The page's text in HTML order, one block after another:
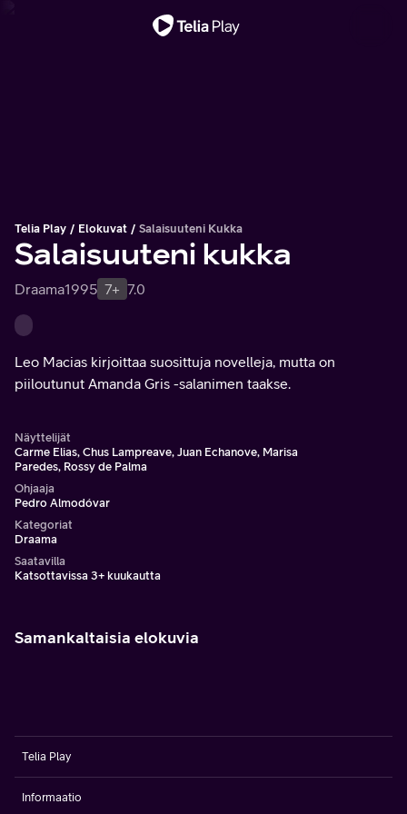
Telia Play Elokuvat Salaisuuteni Kukka
Salaisuuteni kukka
Draama1995 7+ 7.0
Leo Macias kirjoittaa suosittuja novelleja, mutta on
piiloutunut Amanda Gris -salanimen taakse.
Näyttelijät
Carme Elias, Chus Lampreave, Juan Echanove, Marisa
Paredes, Rossy de Palma
Ohjaaja
Pedro Almodóvar
Kategoriat
Draama
Saatavilla
Katsottavissa 3+ kuukautta
Samankaltaisia elokuvia
Telia Play
Informaatio